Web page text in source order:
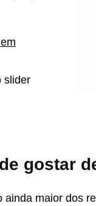
slider
gostar
maior dos